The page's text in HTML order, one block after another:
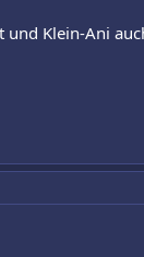
Klein-Ani